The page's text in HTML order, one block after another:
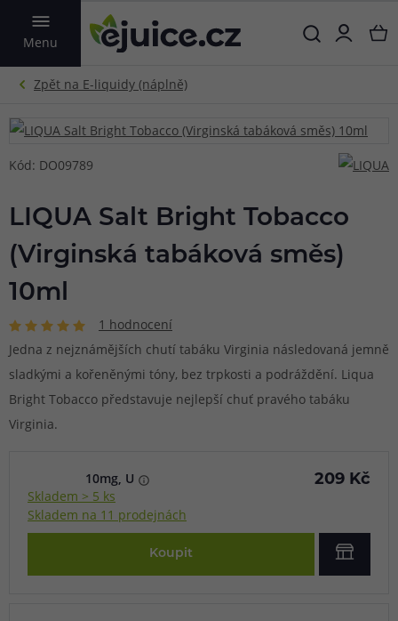
Menu
VYHLEDAT
Kód: DO09789
LIQUA Salt Bright Tobacco
(Virginská tabáková směs)
10ml
1 hodnocení
Jedna z nejznámějších chutí tabáku Virginia následovaná jemně
sladkými a kořeněnými tóny, bez trpkosti a podráždění. Liqua
Bright Tobacco představuje nejlepší chuť pravého tabáku
Virginia.
10mg, U
Skladem > 5 ks
Skladem na 11 prodejnách
209 Kč
Koupit